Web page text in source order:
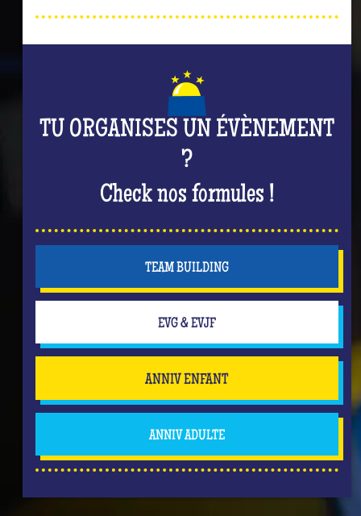
TU ORGANISES UN ÉVÈNEMENT
?
Check nos formules !
TEAM BUILDING
EVG & EVJF
ANNIV ENFANT
ANNIV ADULTE